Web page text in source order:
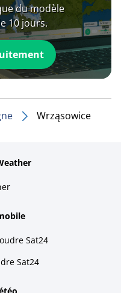
du modèle
10 jours.
Wrząsowice
Sat24
Sat24